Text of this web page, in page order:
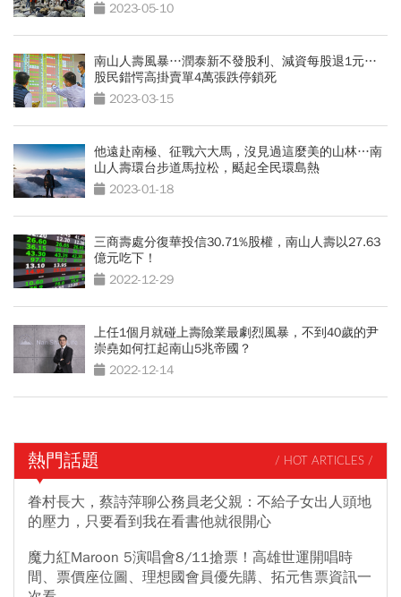
2023-05-10
南山人壽風暴…潤泰新不發股利、減資每股退1元…
股民錯愕高掛賣單4萬張跌停鎖死
2023-03-15
他遠赴南極、征戰六大馬，沒見過這麼美的山林…南
山人壽環台步道馬拉松，颳起全民環島熱
2023-01-18
三商壽處分復華投信30.71%股權，南山人壽以27.63
億元吃下！
2022-12-29
上任1個月就碰上壽險業最劇烈風暴，不到40歲的尹
崇堯如何扛起南山5兆帝國？
2022-12-14
熱門話題 / HOT ARTICLES /
眷村長大，蔡詩萍聊公務員老父親：不給子女出人頭地
的壓力，只要看到我在看書他就很開心
魔力紅Maroon 5演唱會8/11搶票！高雄世運開唱時
間、票價座位圖、理想國會員優先購、拓元售票資訊一